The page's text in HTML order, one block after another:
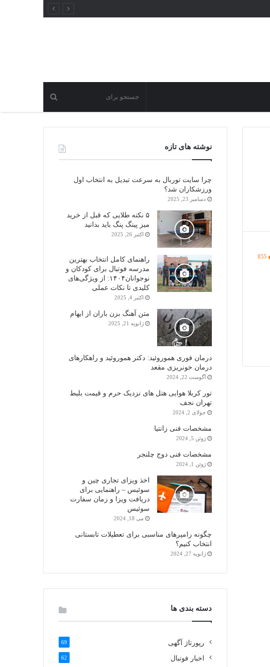
855
نوشته های تازه
چرا سایت توربال به ‌سرعت تبدیل به انتخاب اول
ورزشکاران شد؟
دسامبر 23, 2025
۵ نکته طلایی که قبل از خرید
میز پینگ پنگ باید بدانید
اکتبر 26, 2025
راهنمای کامل انتخاب بهترین
مدرسه فوتبال برای کودکان و
نوجوانان۱۴۰۴: از ویژگی‌های
کلیدی تا نکات عملی
اکتبر 4, 2025
متن آهنگ بزن باران از ایهام
ژانویه 21, 2025
درمان فوری هموروئید: دکتر هموروئید و راهکارهای
درمان خونریزی مقعد
آگوست 22, 2024
تور کربلا هوایی هتل های نزدیک حرم و قیمت بلیط
تهران نجف
جولای 2, 2024
مشخصات فنی زانتیا
ژوئن 5, 2024
مشخصات فنی دوج چلنجر
ژوئن 1, 2024
اخذ ویزای تجاری چین و
سوئیس – راهنمایی برای
دریافت ویزا و زمان سفارت
سوئیس
می 18, 2024
چگونه رامپرهای مناسبی برای تعطیلات تابستانی
انتخاب کنیم؟
ژانویه 27, 2024
دسته بندی ها
رپورتاژ آگهی 69
اخبار فوتبال 62